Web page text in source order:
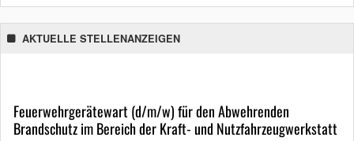
AKTUELLE STELLENANZEIGEN
Feuerwehrgerätewart (d/m/w) für den Abwehrenden
Brandschutz im Bereich der Kraft- und Nutzfahrzeugwerkstatt